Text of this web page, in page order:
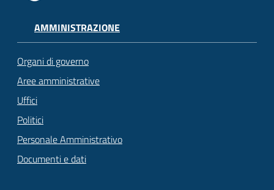
AMMINISTRAZIONE
Organi di governo
Aree amministrative
Uffici
Politici
Personale Amministrativo
Documenti e dati